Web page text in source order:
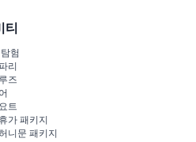
티
험
리
즈
트
가 패키지
니문 패키지